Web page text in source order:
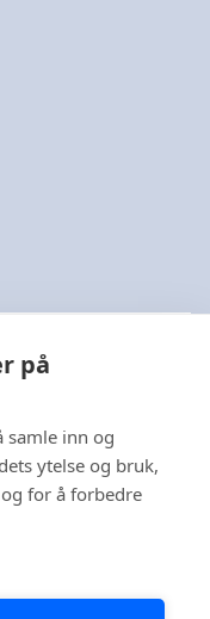
på
samle inn og
ytelse og bruk,
for å forbedre